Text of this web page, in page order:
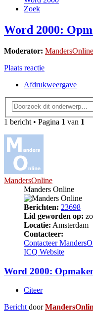
Zoek
Word 2000:
Moderator: MandersOnline
Plaats reactie
Afdrukweergave
1 bericht • Pagina 1 van 1
MandersOnline
Manders Online
Berichten: 23698
Lid geworden op:
Locatie: Amsterdam
Contacteer:
Contacteer
ICQ Website
Word 2000:
Citeer
Bericht door